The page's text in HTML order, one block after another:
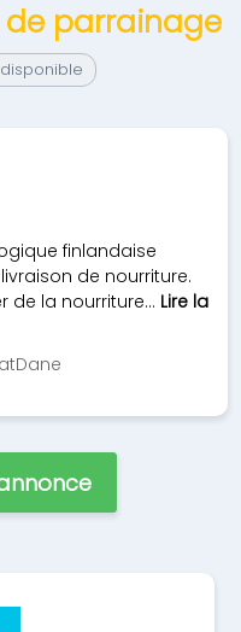
de parrainage
finlandaise
de nourriture.
de la nourriture... Lire la